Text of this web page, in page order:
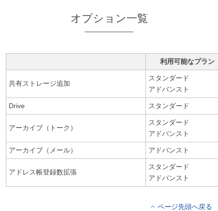
オプション一覧
利用可能なプラン
共有ストレージ追加
スタンダード
アドバンスト
Drive スタンダード
アーカイブ（トーク）
スタンダード
アドバンスト
アーカイブ（メール） アドバンスト
アドレス帳登録数拡張
スタンダード
アドバンスト
ページ先頭へ戻る